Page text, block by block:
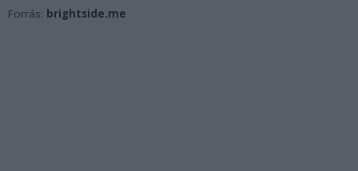
Forrás: brightside.me